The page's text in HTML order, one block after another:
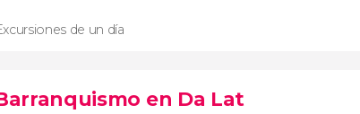
de un día
en Da Lat